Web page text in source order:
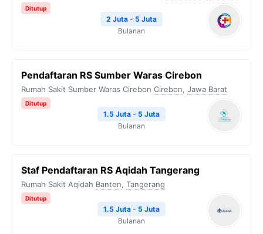
Ditutup
2 Juta - 5 Juta
Bulanan
Pendaftaran RS Sumber Waras Cirebon
Rumah Sakit Sumber Waras Cirebon Cirebon, Jawa Barat
Ditutup
1.5 Juta - 5 Juta
Bulanan
Staf Pendaftaran RS Aqidah Tangerang
Rumah Sakit Aqidah Banten, Tangerang
Ditutup
1.5 Juta - 5 Juta
Bulanan